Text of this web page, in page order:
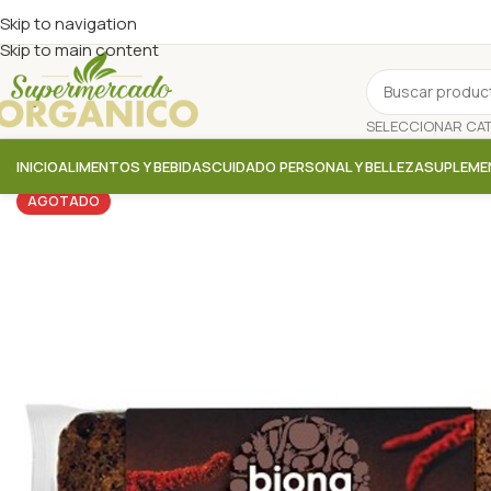
Skip to navigation
Skip to main content
INICIOALIMENTOS Y BEBIDASCUIDADO PERSONAL Y BELLEZA
AGOTADO